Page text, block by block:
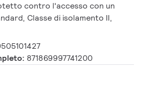
contro l'accesso con un
Classe di isolamento II,
871869997741200